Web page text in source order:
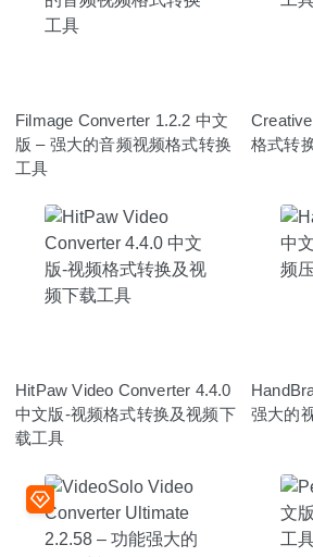
Filmage Converter 1.2.2 中文
版 – 强大的音频视频格式转换
工具
格式转
HitPaw Video Converter 4.4.0
中文版-视频格式转换及视频下
载工具
强大的